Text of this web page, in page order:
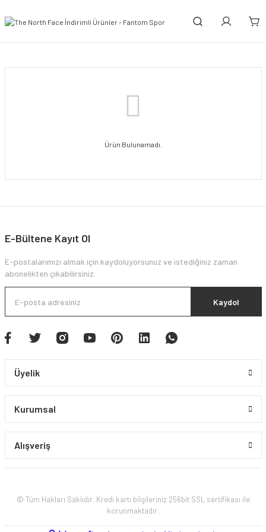
Ürün Bulunamadı.
E-Bültene Kayıt Ol
E-postalarımızı almak için kaydoluyorsunuz ve istediğiniz zaman
abonelikten çıkabilirsiniz.
Kaydol
Üyelik
Kurumsal
Alışveriş
© Tüm Hakları Saklıdır. Kredi kartı bilgileriniz 256bit SSL sertifikası ile
korunmaktadır.